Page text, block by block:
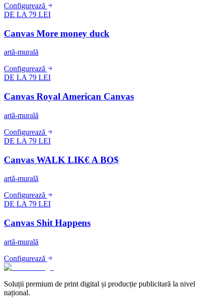
Configurează
DE LA 79 LEI
Canvas More money duck
artă-murală
Configurează
DE LA 79 LEI
Canvas Royal American Canvas
artă-murală
Configurează
DE LA 79 LEI
Canvas WALK LIK€ A BO$
artă-murală
Configurează
DE LA 79 LEI
Canvas Shit Happens
artă-murală
Configurează
Soluții premium de print digital și producție publicitară la nivel
național.